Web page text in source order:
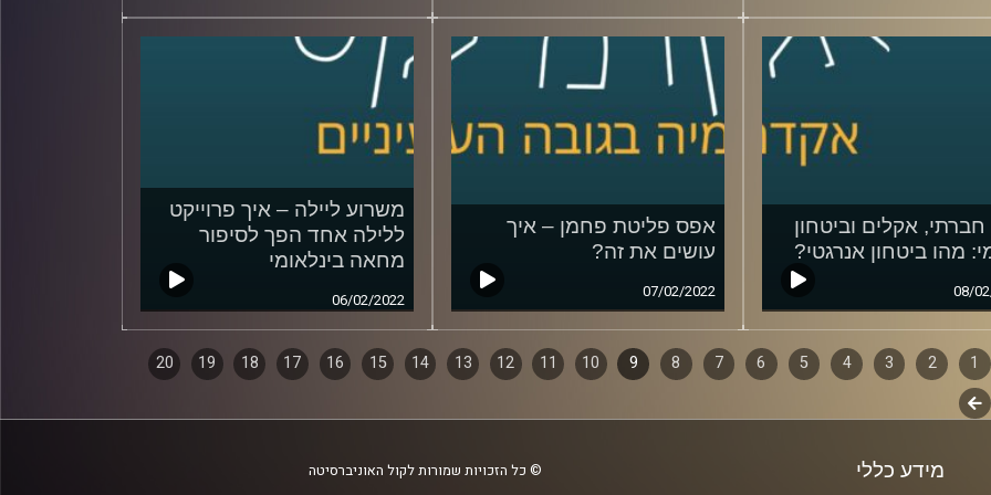
אקלים וביטחון
מהו ביטחון אנרגטי?
08/
אפס פליטת פחמן – איך
עושים את זה?
07/02/2022
משרוע ליילה – איך פרוייקט
ללילה אחד הפך לסיפור
מחאה בינלאומי
06/02/2022
1
2
3
4
5
6
7
8
9
10
11
12
13
14
15
16
17
18
19
20
לשלב
מידע כללי © כל הזכויות שמורות לקול האוניברסיטה